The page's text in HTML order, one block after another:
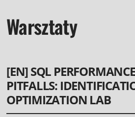
Warsztaty
[EN] SQL PERFORMANCE
PITFALLS:
OPTIMIZATION LAB